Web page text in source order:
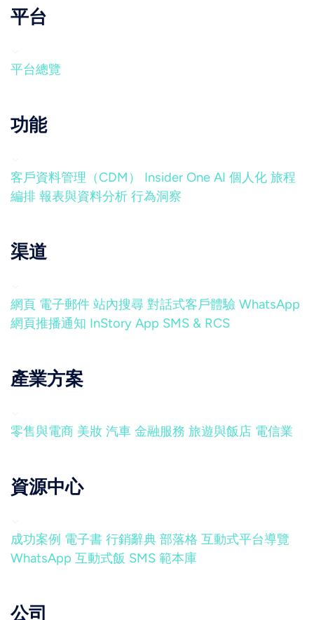
平台
平台總覽
功能
客戶資料管理（CDM） Insider One AI 個人化 旅程
編排 報表與資料分析 行為洞察
渠道
網頁 電子郵件 站內搜尋 對話式客戶體驗 WhatsApp
網頁推播通知 InStory App SMS & RCS
產業方案
零售與電商 美妝 汽車 金融服務 旅遊與飯店 電信業
資源中心
成功案例 電子書 行銷辭典 部落格 互動式平台導覽
WhatsApp 互動式飯 SMS 範本庫
公司